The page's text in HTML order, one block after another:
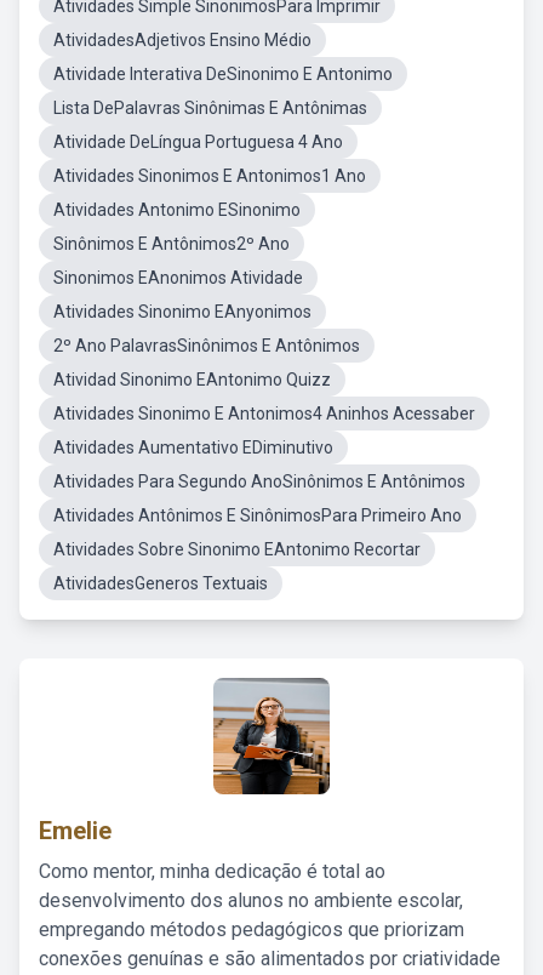
Atividades Simple SinonimosPara Imprimir
AtividadesAdjetivos Ensino Médio
Atividade Interativa DeSinonimo E Antonimo
Lista DePalavras Sinônimas E Antônimas
Atividade DeLíngua Portuguesa 4 Ano
Atividades Sinonimos E Antonimos1 Ano
Atividades Antonimo ESinonimo
Sinônimos E Antônimos2º Ano
Sinonimos EAnonimos Atividade
Atividades Sinonimo EAnyonimos
2º Ano PalavrasSinônimos E Antônimos
Atividad Sinonimo EAntonimo Quizz
Atividades Sinonimo E Antonimos4 Aninhos Acessaber
Atividades Aumentativo EDiminutivo
Atividades Para Segundo AnoSinônimos E Antônimos
Atividades Antônimos E SinônimosPara Primeiro Ano
Atividades Sobre Sinonimo EAntonimo Recortar
AtividadesGeneros Textuais
Emelie
Como mentor, minha dedicação é total ao
desenvolvimento dos alunos no ambiente escolar,
empregando métodos pedagógicos que priorizam
conexões genuínas e são alimentados por criatividade